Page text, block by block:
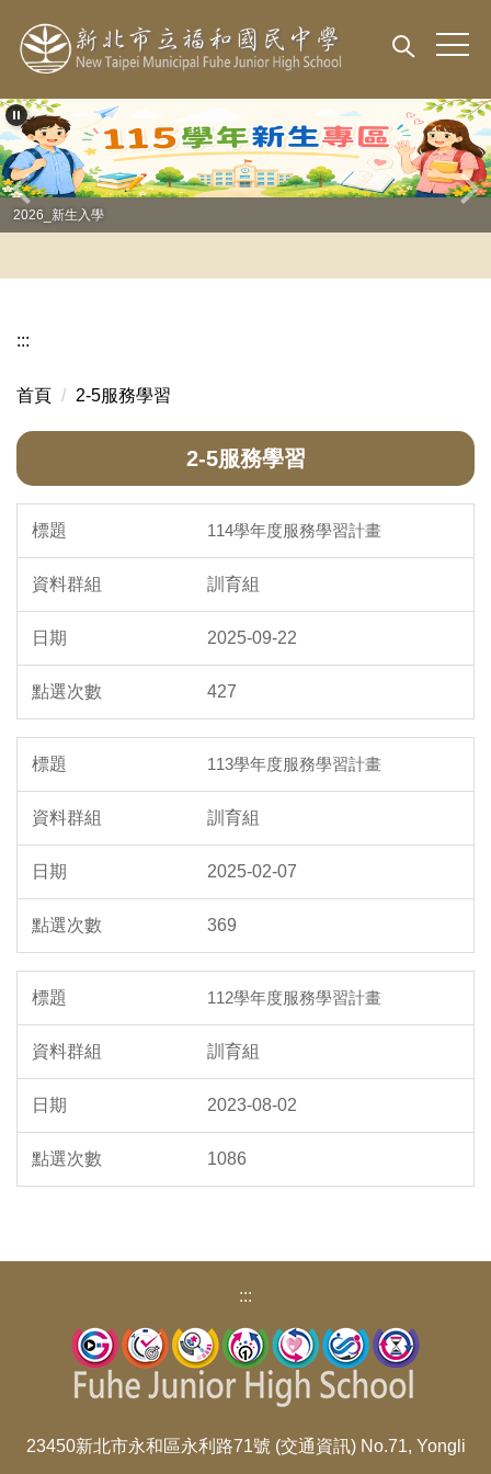
到
主
要
內
容
區
2026_新生入學
:::
首頁 2-5服務學習
2-5服務學習
114學年度服務學習計畫
訓育組
2025-09-22
427
113學年度服務學習計畫
訓育組
2025-02-07
369
112學年度服務學習計畫
訓育組
2023-08-02
1086
:::
23450新北市永和區永利路71號 (交通資訊) No.71, Yongli